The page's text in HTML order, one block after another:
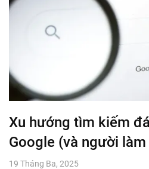
Xu hướng tìm kiếm
Google (và người làm
19 Tháng Ba, 2025